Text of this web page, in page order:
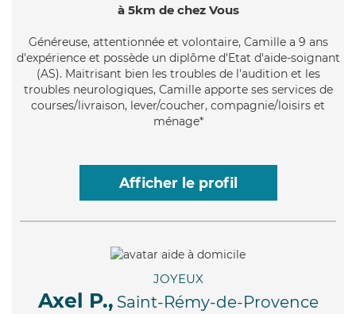
à 5km de chez Vous
Généreuse, attentionnée et volontaire, Camille a 9 ans
d'expérience et possède un diplôme d'Etat d'aide-soignant
(AS). Maitrisant bien les troubles de l'audition et les
troubles neurologiques, Camille apporte ses services de
courses/livraison, lever/coucher, compagnie/loisirs et
ménage*
Afficher le profil
JOYEUX
Axel P., Saint-Rémy-de-Provence